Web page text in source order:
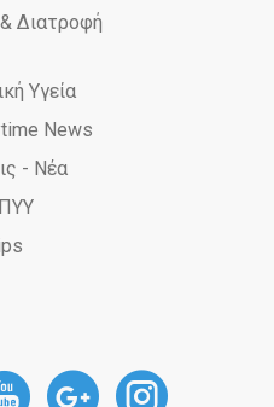
Διατροφή
Υγεία
News
- Νέα